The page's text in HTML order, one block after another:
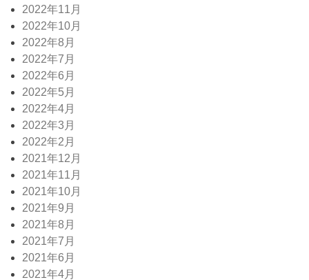
2022年11月
2022年10月
2022年8月
2022年7月
2022年6月
2022年5月
2022年4月
2022年3月
2022年2月
2021年12月
2021年11月
2021年10月
2021年9月
2021年8月
2021年7月
2021年6月
2021年4月